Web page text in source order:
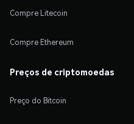
Compre Litecoin
Compre Ethereum
Preços de criptomoedas
Preço do Bitcoin